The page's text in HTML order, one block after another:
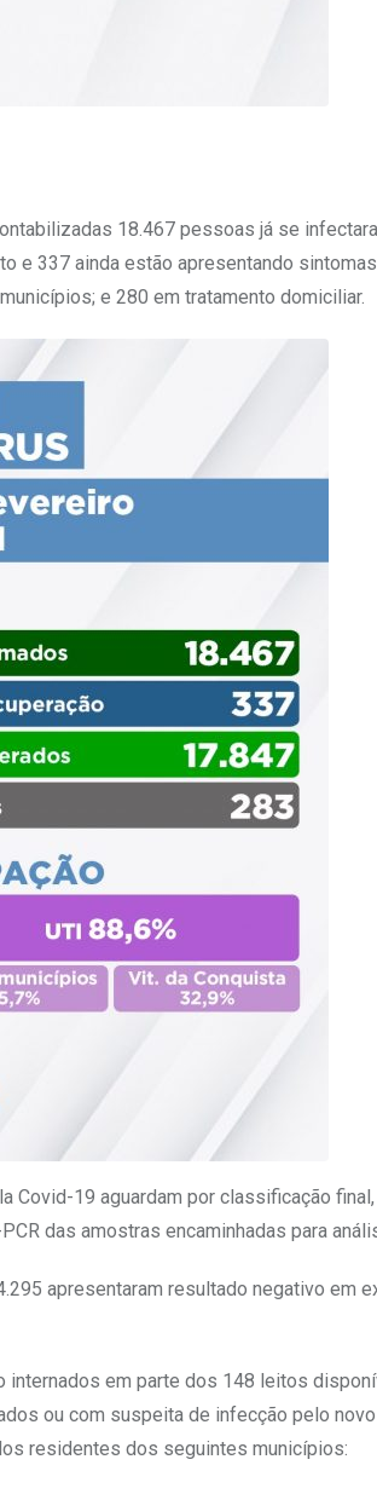
18.467 pessoas já se
e 337 ainda estão apresentando
e 280 em tratamento domiciliar.
19 aguardam por classificação
das amostras encaminhadas para
apresentaram resultado negativo em
em parte dos 148 leitos
ou com suspeita de infecção pelo
residentes dos seguintes municípios: